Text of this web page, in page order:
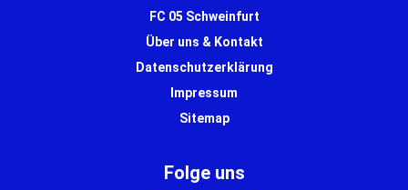
FC 05 Schweinfurt
Über uns & Kontakt
Datenschutzerklärung
Impressum
Sitemap
Folge uns